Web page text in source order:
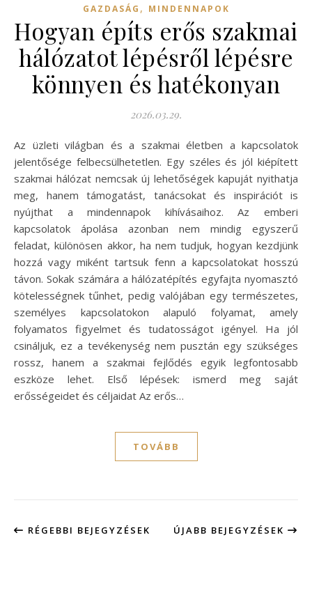
GAZDASÁG , MINDENNAPOK
Hogyan építs erős szakmai
hálózatot lépésről lépésre
könnyen és hatékonyan
2026.03.29.
Az üzleti világban és a szakmai életben a kapcsolatok
jelentősége felbecsülhetetlen. Egy széles és jól kiépített
szakmai hálózat nemcsak új lehetőségek kapuját nyithatja
meg, hanem támogatást, tanácsokat és inspirációt is
nyújthat a mindennapok kihívásaihoz. Az emberi
kapcsolatok ápolása azonban nem mindig egyszerű
feladat, különösen akkor, ha nem tudjuk, hogyan kezdjünk
hozzá vagy miként tartsuk fenn a kapcsolatokat hosszú
távon. Sokak számára a hálózatépítés egyfajta nyomasztó
kötelességnek tűnhet, pedig valójában egy természetes,
személyes kapcsolatokon alapuló folyamat, amely
folyamatos figyelmet és tudatosságot igényel. Ha jól
csináljuk, ez a tevékenység nem pusztán egy szükséges
rossz, hanem a szakmai fejlődés egyik legfontosabb
eszköze lehet. Első lépések: ismerd meg saját
erősségeidet és céljaidat Az erős…
TOVÁBB
RÉGEBBI BEJEGYZÉSEK ÚJABB BEJEGYZÉSEK